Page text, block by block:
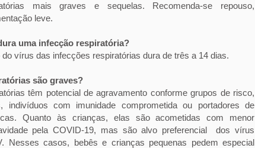
mais graves e sequelas. Recomenda-se repouso,
leve.
uma infecção respiratória?
vírus das infecções respiratórias dura de três a 14 dias.
são graves?
têm potencial de agravamento conforme grupos de risco,
indivíduos com imunidade comprometida ou portadores de
Quanto às crianças, elas são acometidas com menor
pela COVID-19, mas são alvo preferencial dos vírus
Nesses casos, bebês e crianças pequenas pedem especial